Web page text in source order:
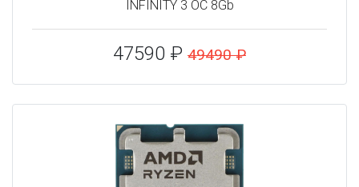
INFINITY 3 OC 8Gb
47590 ₽ 49490 ₽